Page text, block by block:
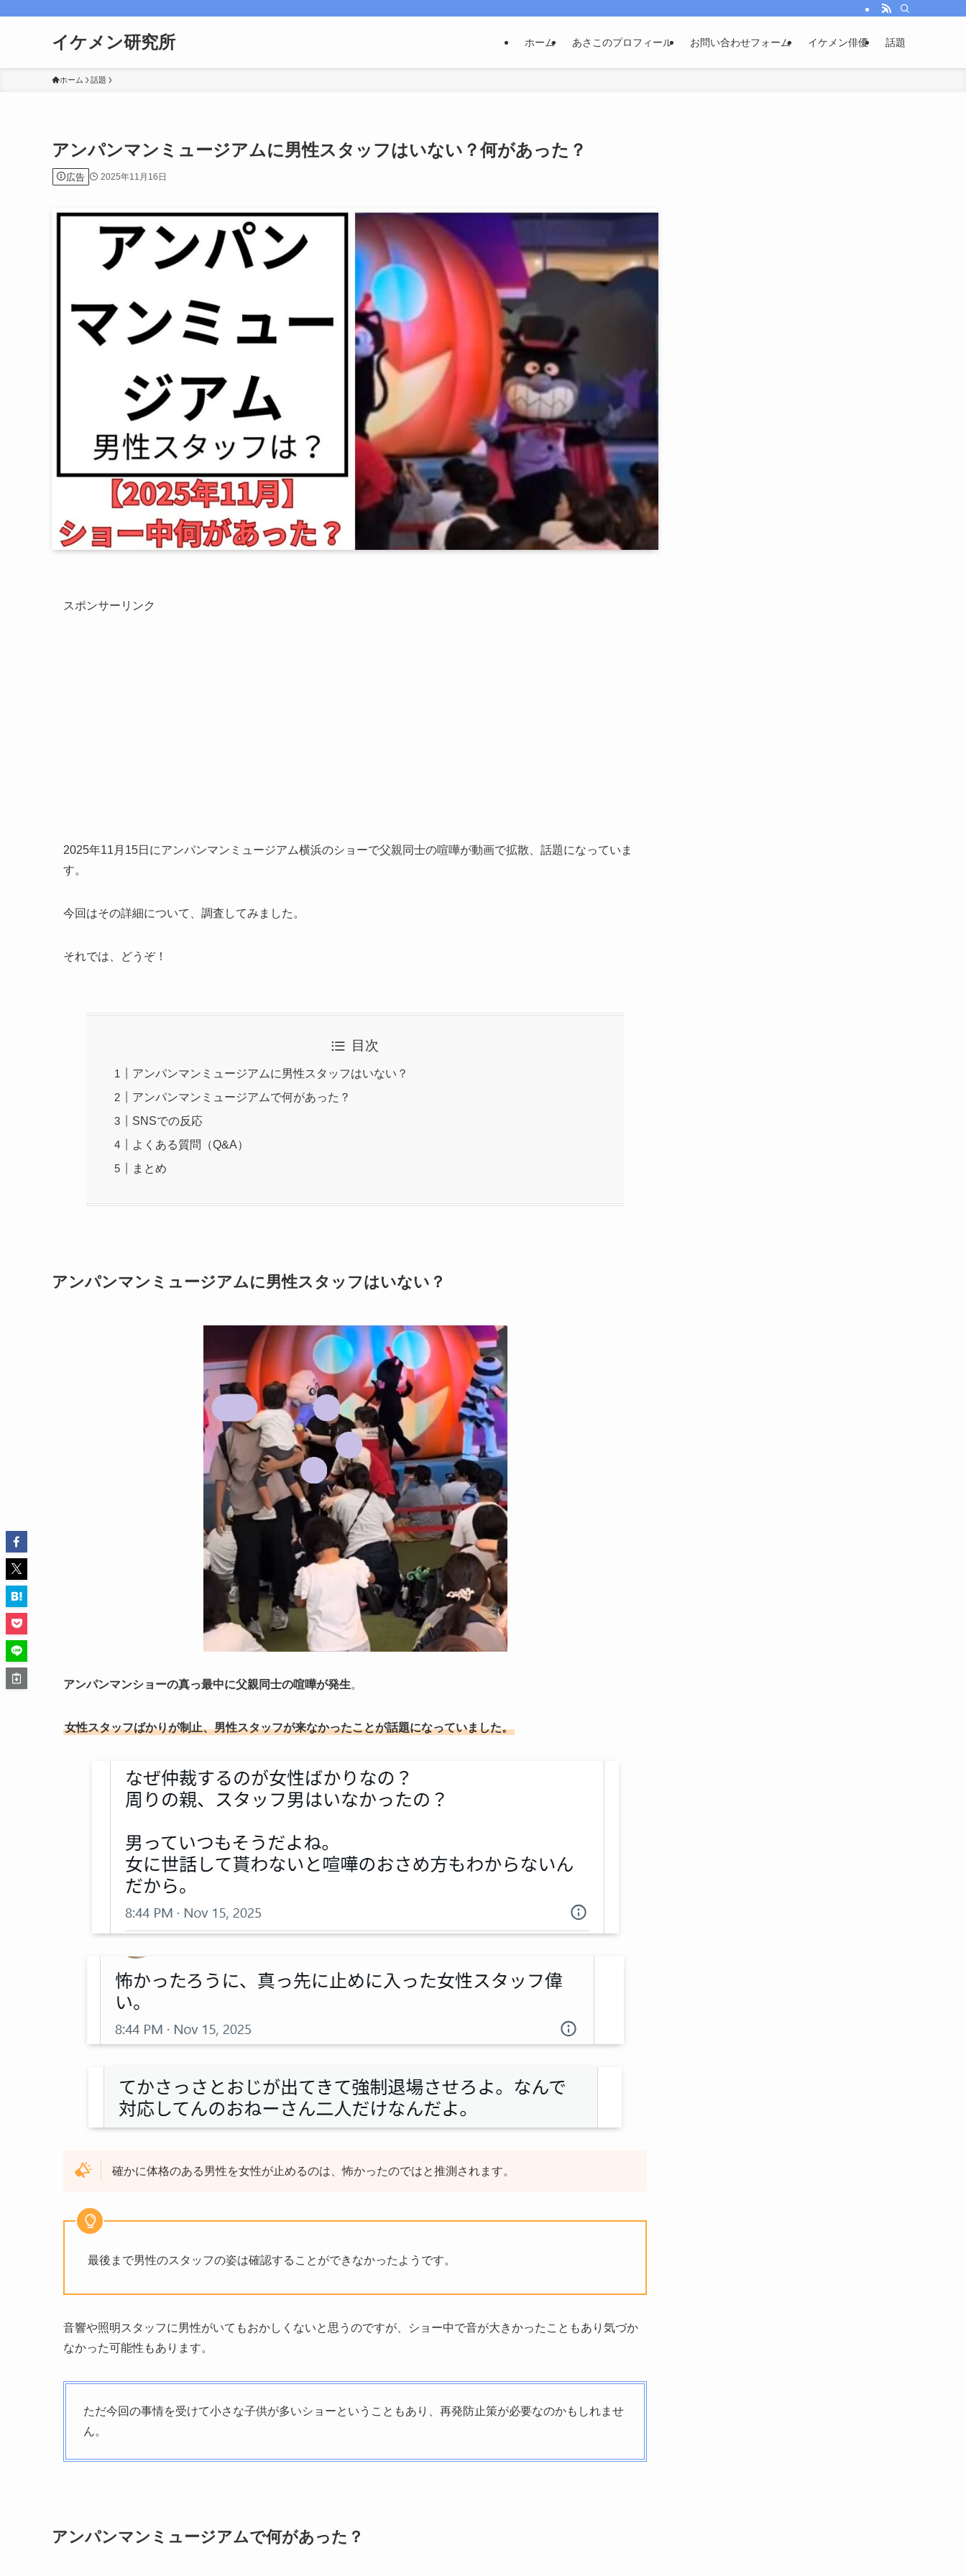
イケメン研究所 ホーム あさこのプロフィール お問い合わせフォーム イケメン俳優 話題
ホーム 話題
アンパンマンミュージアムに男性スタッフはいない？何があった？
広告 2025年11月16日
スポンサーリンク
2025年11月15日にアンパンマンミュージアム横浜のショーで父親同士の喧嘩が動画で拡散、話題になっていま
す。
今回はその詳細について、調査してみました。
それでは、どうぞ！
目次
アンパンマンミュージアムに男性スタッフはいない？
アンパンマンミュージアムで何があった？
SNSでの反応
よくある質問（Q&A）
まとめ
アンパンマンミュージアムに男性スタッフはいない？
アンパンマンショーの真っ最中に父親同士の喧嘩が発生。
女性スタッフばかりが制止、男性スタッフが来なかったことが話題になっていました。
確かに体格のある男性を女性が止めるのは、怖かったのではと推測されます。
最後まで男性のスタッフの姿は確認することができなかったようです。
音響や照明スタッフに男性がいてもおかしくないと思うのですが、ショー中で音が大きかったこともあり気づか
なかった可能性もあります。
ただ今回の事情を受けて小さな子供が多いショーということもあり、再発防止策が必要なのかもしれませ
ん。
アンパンマンミュージアムで何があった？